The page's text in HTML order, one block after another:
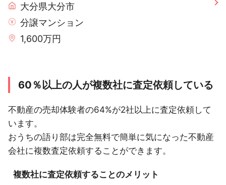
大分県大分市
分譲マンション
1,600万円
60％以上の人が複数社に査定依頼している
不動産の売却体験者の64%が2社以上に査定依頼して
います。
おうちの語り部は完全無料で簡単に気になった不動産
会社に複数査定依頼することができます。
複数社に査定依頼することのメリット